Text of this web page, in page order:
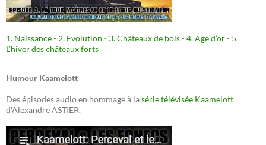
1. Naissance- 2. Evolution - 3. Châteaux de bois- 4. Age d’or- 5.
L’hiver des châteaux forts
Humour Kaamelott
Des épisodes audio en hommage à lasérie télévisée Kaamelott
d'Alexandre ASTIER.